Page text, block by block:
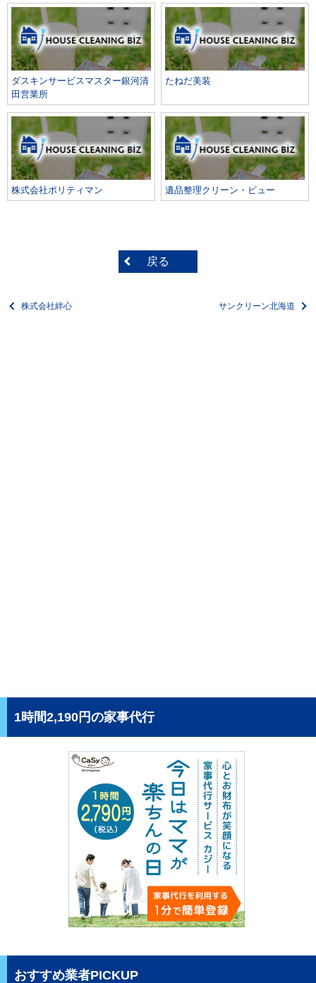
ダスキンサービスマスター銀河清
田営業所
たねだ美装
株式会社ポリティマン 遺品整理クリーン・ビュー
戻る
株式会社絆心 サンクリーン北海道
1時間2,190円の家事代行
おすすめ業者PICKUP